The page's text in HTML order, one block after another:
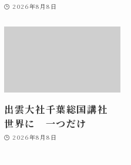
2026年8月8日
出雲大社千葉総国講社
世界に 一つだけ
2026年8月8日